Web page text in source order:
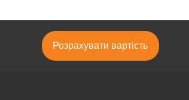
Розрахувати вартість